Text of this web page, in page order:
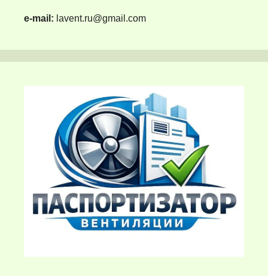
e-mail: lavent.ru@gmail.com